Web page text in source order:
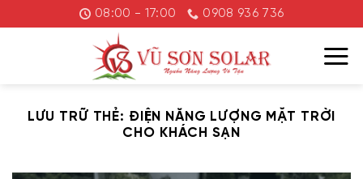
đến
08:00 - 17:00 0908 936 736
LƯU TRỮ THẺ: ĐIỆN NĂNG LƯỢNG MẶT TRỜI
CHO KHÁCH SẠN